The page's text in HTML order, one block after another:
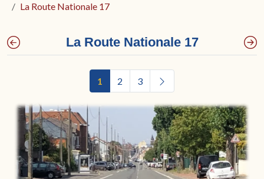
La Route Nationale 17
La Route Nationale 17
1 2 3